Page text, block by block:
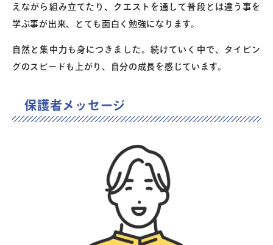
えながら組み立てたり、クエストを通して普段とは違う事を
学ぶ事が出来、とても面白く勉強になります。
自然と集中力も身につきました。続けていく中で、タイピン
グのスピードも上がり、自分の成長を感じています。
保護者メッセージ